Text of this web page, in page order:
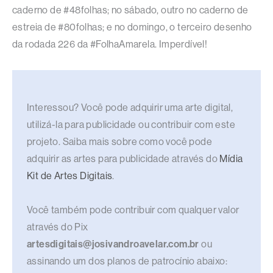
caderno de #48folhas; no sábado, outro no caderno de
estreia de #80folhas; e no domingo, o terceiro desenho
da rodada 226 da #FolhaAmarela. Imperdível!
Interessou? Você pode adquirir uma arte digital,
utilizá-la para publicidade ou contribuir com este
projeto. Saiba mais sobre como você pode
adquirir as artes para publicidade através do Mídia
Kit de Artes Digitais.
Você também pode contribuir com qualquer valor
através do Pix
artesdigitais@josivandroavelar.com.br ou
assinando um dos planos de patrocínio abaixo: